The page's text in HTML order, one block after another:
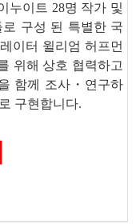
누이트 28명 작가 및
구성 된 특별한 국
이터 윌리엄 허프먼
위해 상호 협력하고
함께 조사・ 연구하
구현합니다.